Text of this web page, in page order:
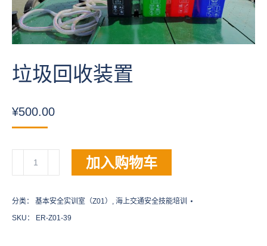
垃圾回收装置
¥500.00
收
加入购物车
分类： 基本安全实训室（Z01） , 海上交通安全技能培训
SKU：
ER-Z01-39